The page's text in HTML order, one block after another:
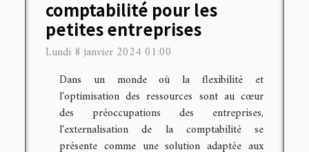
comptabilité pour les
petites entreprises
Lundi 8 janvier 2024 01:00
Dans un monde où la flexibilité et
l'optimisation des ressources sont au cœur
des préoccupations des entreprises,
l'externalisation de la comptabilité se
présente comme une solution adaptée aux